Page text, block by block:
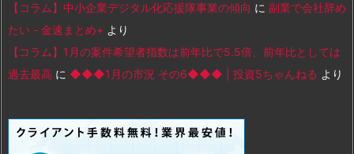
【コラム】中小企業デジタル化応援隊事業の傾向 に 副業で会社辞め
たい - 金速まとめ+ より
【コラム】1月の案件希望者指数は前年比で5.5倍、前年比としては
過去最高 に ◆◆◆1月の市況 その6◆◆◆ | 投資5ちゃんねる より